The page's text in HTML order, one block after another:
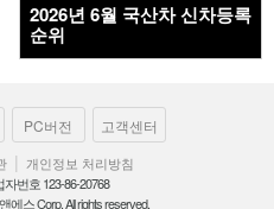
2026년 6월 국산차 신차등록
순위
PC버전 고객센터
| 개인정보 처리방침
번호 123-86-20768
에스 Corp. All rights reserved.